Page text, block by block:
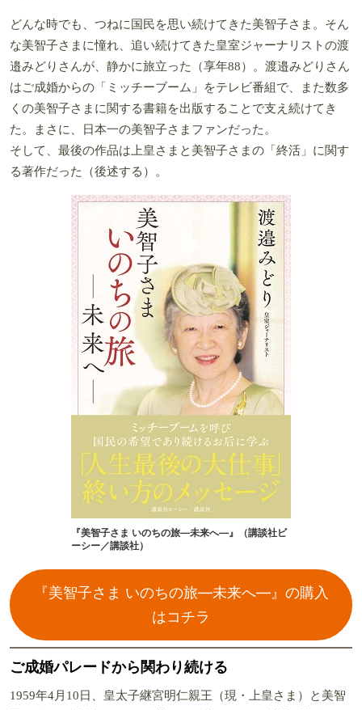
どんな時でも、つねに国民を思い続けてきた美智子さま。そん
な美智子さまに憧れ、追い続けてきた皇室ジャーナリストの渡
邉みどりさんが、静かに旅立った（享年88）。渡邉みどりさん
はご成婚からの「ミッチーブーム」をテレビ番組で、また数多
くの美智子さまに関する書籍を出版することで支え続けてき
た。まさに、日本一の美智子さまファンだった。
そして、最後の作品は上皇さまと美智子さまの「終活」に関す
る著作だった（後述する）。
『美智子さま いのちの旅―未来へ―』（講談社ビ
ーシー／講談社）
『美智子さま いのちの旅―未来へ―』の購入
はコチラ
ご成婚パレードから関わり続ける
1959年4月10日、皇太子継宮明仁親王（現・上皇さま）と美智